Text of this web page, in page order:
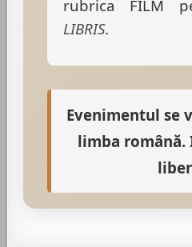
rubrica FILM
LIBRIS.
Evenimentul se
limba română.